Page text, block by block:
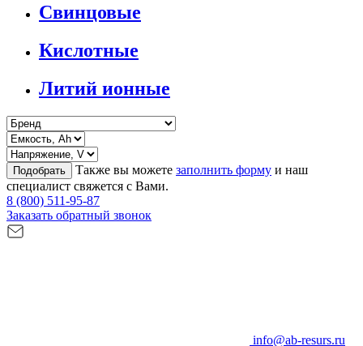
Свинцовые
Кислотные
Литий ионные
Подобрать Также вы можете заполнить форму и наш
специалист свяжется с Вами.
8 (800) 511-95-87
Заказать обратный звонок
info@ab-resurs.ru